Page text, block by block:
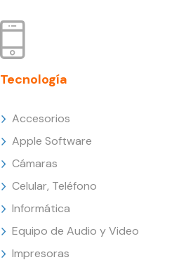
Tecnología
Accesorios
Apple Software
Cámaras
Celular, Teléfono
Informática
Equipo de Audio y Video
Impresoras